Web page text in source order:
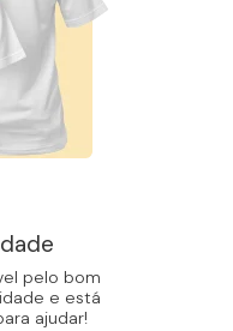
pelo bom
e está
ajudar!